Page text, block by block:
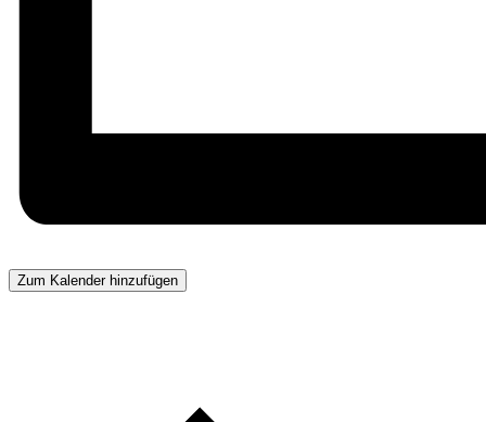
Zum Kalender hinzufügen